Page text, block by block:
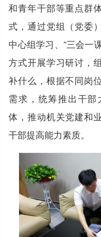
和青年干部等重点群
式，通过党组（党委
中心组学习、“三会一
方式开展学习研讨，
补什么，根据不同岗
需求，统筹推出干
体，推动机关党建和
干部提高能力素质。